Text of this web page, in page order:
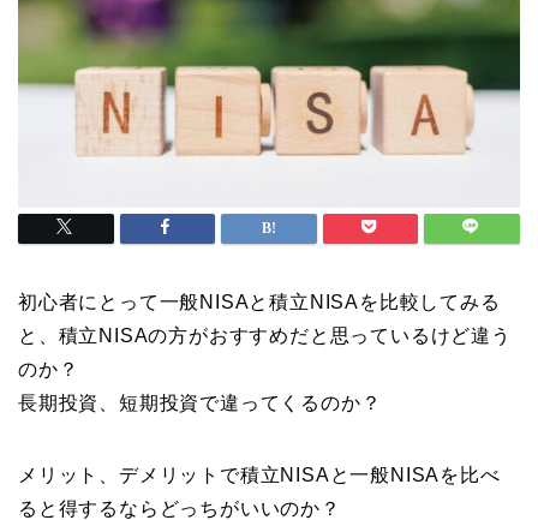
初心者にとって一般NISAと積立NISAを比較してみる
と、積立NISAの方がおすすめだと思っているけど違う
のか？
長期投資、短期投資で違ってくるのか？
メリット、デメリットで積立NISAと一般NISAを比べ
ると得するならどっちがいいのか？